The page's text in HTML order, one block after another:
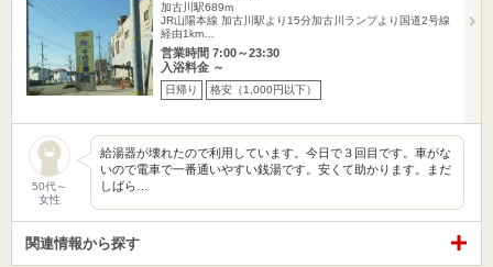
加古川駅689m
JR山陽本線 加古川駅より15分加古川ランプより国道2号線
経由1km…
営業時間 7:00～23:30
入浴料金 ～
日帰り 格安（1,000円以下）
50代～
女性
給湯器が壊れたので利用しています。今日で３回目です。車がな
いので電車で一番通いやすい銭湯です。安くて助かります。まだ
しばら…
関連情報から探す